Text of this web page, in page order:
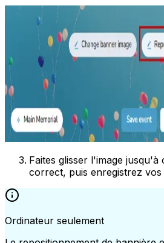
Faites glisser l'image jusqu'à
correct, puis enregistrez vos
Ordinateur seulement